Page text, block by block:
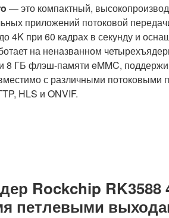
— это компактный,
приложений потоковой
4K при 60 кадрах в секунду и
на неназванном
8 ГБ флэш-памяти eMMC,
с различными потоковыми
HLS и ONVIF.
Rockchip
петлевыми